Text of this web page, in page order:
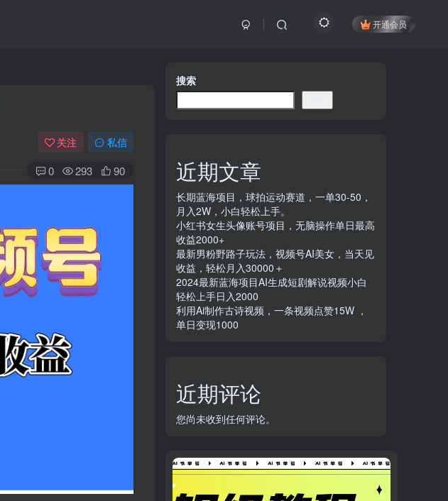
开通会员
关注 私信
0 293 90
搜索
近期文章
长期蓝海项目，球拍运动赛道，一单30-50，
月入2W，小白轻松上手。
小红书女生头像账号项目，无脑操作单日最高
收益2000+
最新男粉野路子玩法，视频号AI美女，当天见
收益，轻松月入30000＋
2024最新蓝海项目AI生成短剧解说视频小白
轻松上手日入2000
利用Ai制作古诗视频，一条视频点赞15W ，
单日变现1000
近期评论
您尚未收到任何评论。